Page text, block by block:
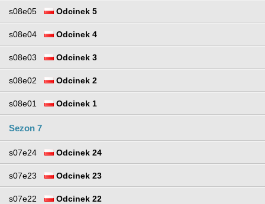
s08e05 Odcinek 5
s08e04 Odcinek 4
s08e03 Odcinek 3
s08e02 Odcinek 2
s08e01 Odcinek 1
Sezon 7
s07e24 Odcinek 24
s07e23 Odcinek 23
s07e22 Odcinek 22